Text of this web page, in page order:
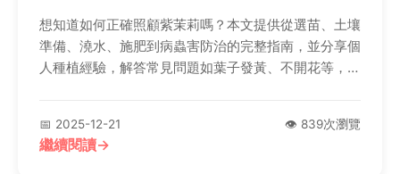
想知道如何正確照顧紫茉莉嗎？本文提供從選苗、土壤
準備、澆水、施肥到病蟲害防治的完整指南，並分享個
人種植經驗，解答常見問題如葉子發黃、不開花等，幫
📅 2025-12-21 👁️ 839次瀏覽
繼續閱讀